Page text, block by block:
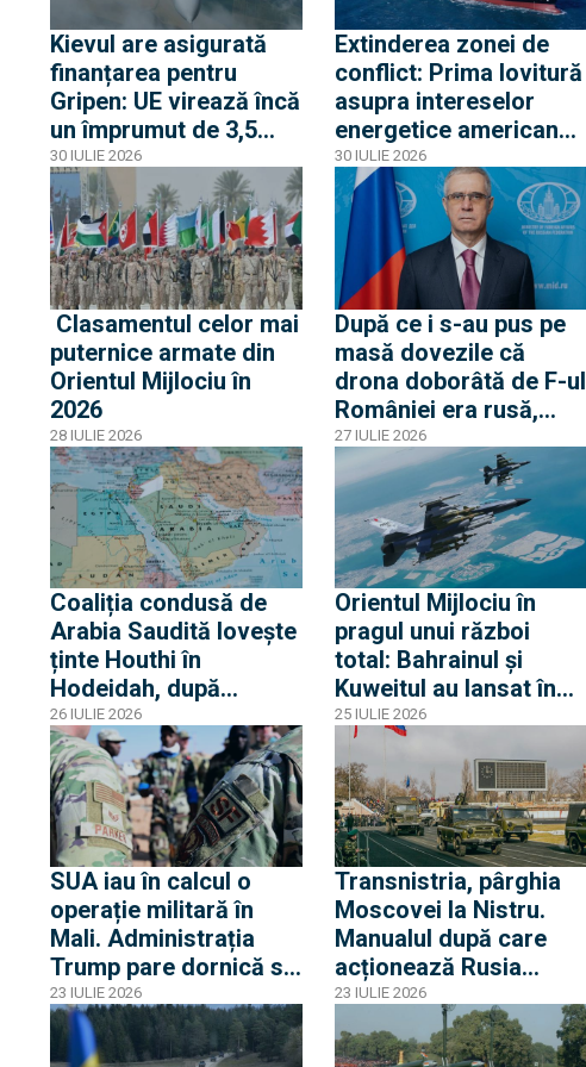
frontiera Poloniei
Kievul are asigurată
finanțarea pentru
Gripen: UE virează încă
un împrumut de 3,5
miliarde euro pentru
Gripen, drone, rachete
și apărare aeriană
30 IULIE 2026
Extinderea zonei de
conflict: Prima lovitură
asupra intereselor
energetice americane
din Egipt activează
alerta la Casa Albă
30 IULIE 2026
Clasamentul celor mai
puternice armate din
Orientul Mijlociu în
2026
28 IULIE 2026
După ce i s-au pus pe
masă dovezile că
drona doborâtă de F-ul
României era rusă,
ambasadorul rus a
„avertizat” România de
pericolul unei
confruntări cu Rusia și
acuză o „înscenare
propagandistă”
27 IULIE 2026
Coaliția condusă de
Arabia Saudită lovește
ținte Houthi în
Hodeidah, după
atacurile asupra
petrolierelor saudite și
amenințarea cu
blocada Mării Roșii
26 IULIE 2026
Orientul Mijlociu în
pragul unui război
total: Bahrainul și
Kuweitul au lansat în
secret atacuri aeriene
direct pe teritoriul
Iranului
25 IULIE 2026
SUA iau în calcul o
operație militară în
Mali. Administrația
Trump pare dornică să
arate că Rusia nu este
cel mai bun partener
pentru africani, dar
23 IULIE 2026
Transnistria, pârghia
Moscovei la Nistru.
Manualul după care
acționează Rusia
pentru a ține în șah
Republica Moldova și
România
23 IULIE 2026